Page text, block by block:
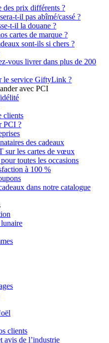
des prix différents ?
t-il pas abîmé/cassé ?
t-il la douane ?
cartes de marque ?
sont-ils si chers ?
vous livrer dans plus de 200
le service GiftyLink ?
avec PCI
clients
PCI ?
des cadeaux
sur les cartes de vœux
toutes les occasions
à 100 %
dans notre catalogue
clients
avis de l’industrie